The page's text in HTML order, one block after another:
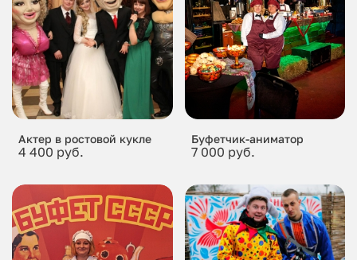
Актер в ростовой кукле
4 400 руб.
Буфетчик-аниматор
7 000 руб.